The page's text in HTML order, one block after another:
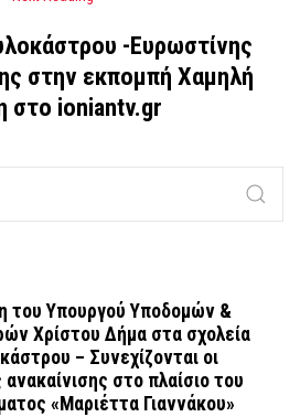
-Ευρωστίνης
στην εκπομπή Χαμηλή
στο ioniantv.gr
του Υπουργού Υποδομών &
Χρίστου Δήμα στα σχολεία
– Συνεχίζονται οι
ανακαίνισης στο πλαίσιο του
«Μαριέττα Γιαννάκου»